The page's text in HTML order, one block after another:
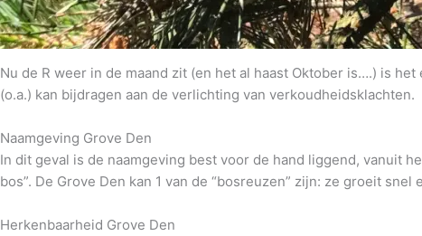
Nu de R weer in de maand zit (en het al haast Oktober is….) is
(o.a.) kan bijdragen aan de verlichting van verkoudheidsklachten.
Naamgeving Grove Den
In dit geval is de naamgeving best voor de hand liggend, vanuit
bos”. De Grove Den kan 1 van de “bosreuzen” zijn: ze groeit
Herkenbaarheid Grove Den